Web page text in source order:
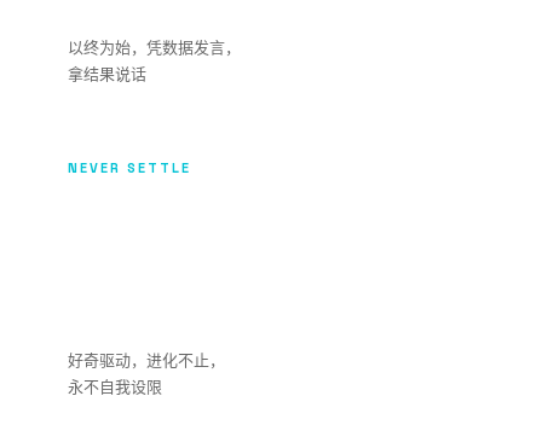
以终为始，凭数据发言，
拿结果说话
NEVER SETTLE
好奇驱动，进化不止，
永不自我设限